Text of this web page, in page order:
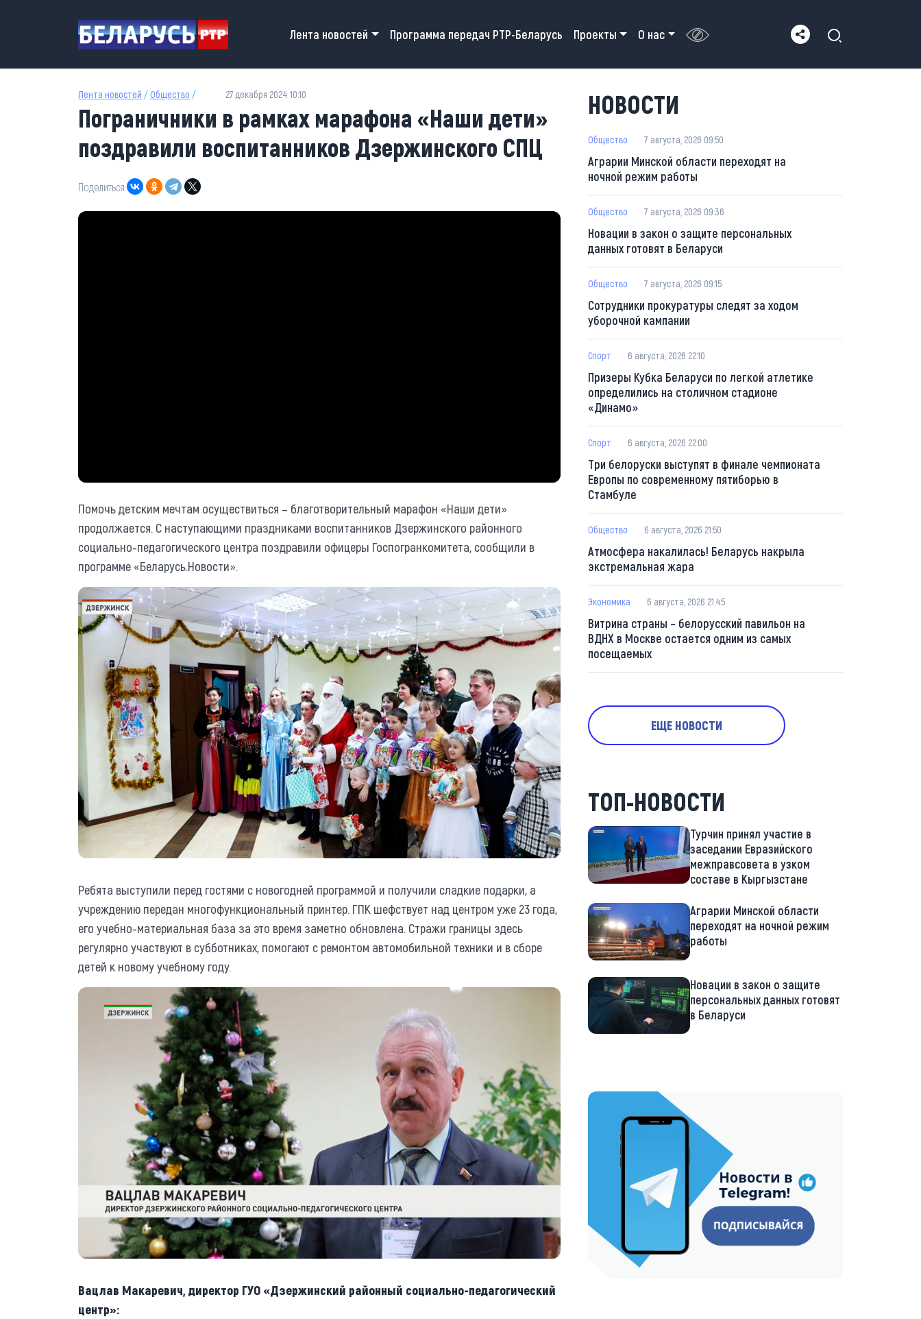
Main navigation
Лента новостей Программа передач РТР-Беларусь Проекты О нас
Лента новостей / Общество / 27 декабря 2024 10:10
Пограничники в рамках марафона «Наши дети»
поздравили воспитанников Дзержинского СПЦ
Поделиться:
Помочь детским мечтам осуществиться – благотворительный марафон «Наши дети»
продолжается. С наступающими праздниками воспитанников Дзержинского районного
социально-педагогического центра поздравили офицеры Госпогранкомитета, сообщили в
программе «Беларусь.Новости».
Ребята выступили перед гостями с новогодней программой и получили сладкие подарки, а
учреждению передан многофункциональный принтер. ГПК шефствует над центром уже 23 года,
его учебно-материальная база за это время заметно обновлена. Стражи границы здесь
регулярно участвуют в субботниках, помогают с ремонтом автомобильной техники и в сборе
детей к новому учебному году.
Вацлав Макаревич, директор ГУО «Дзержинский районный социально-педагогический
центр»:
НОВОСТИ
Общество 7 августа, 2026 09:50
Аграрии Минской области переходят на
ночной режим работы
Общество 7 августа, 2026 09:36
Новации в закон о защите персональных
данных готовят в Беларуси
Общество 7 августа, 2026 09:15
Сотрудники прокуратуры следят за ходом
уборочной кампании
Спорт 6 августа, 2026 22:10
Призеры Кубка Беларуси по легкой атлетике
определились на столичном стадионе
«Динамо»
Спорт 6 августа, 2026 22:00
Три белоруски выступят в финале чемпионата
Европы по современному пятиборью в
Стамбуле
Общество 6 августа, 2026 21:50
Атмосфера накалилась! Беларусь накрыла
экстремальная жара
Экономика 6 августа, 2026 21:45
Витрина страны – белорусский павильон на
ВДНХ в Москве остается одним из самых
посещаемых
ЕЩЕ НОВОСТИ
ТОП-НОВОСТИ
Турчин принял участие в
заседании Евразийского
межправсовета в узком
составе в Кыргызстане
Аграрии Минской области
переходят на ночной режим
работы
Новации в закон о защите
персональных данных готовят
в Беларуси
https://t.me/minskctvby